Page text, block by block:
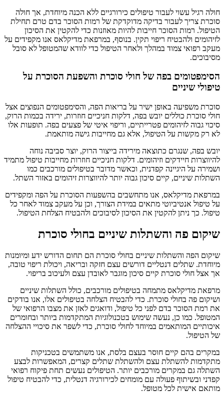
חולה רגיל עשוי לעבור טיפולים כירורגיים ללא הכנה מיוחדת, אך חולה
סוכרת צריך לעבור בדיקה מדוקדקת של רמות הסוכר בדם טרם תחילת
הטיפול. רמות הסוכר חייבות להיות מאוזנות כדי להקטין את הסיכון
לזיהומים ולהבטיח ריפוי תקין. בנוסף, במרפאת מדיקלאס אנו מקפידים על
מעקב רפואי צמוד במהלך ולאחר הטיפול כדי לוודא שהמטופל לא סובל
מסיבוכים.
הסימפטומים בפה של חולי סוכרת והשפעת הסוכרת על
טיפולי שיניים
סוכרת משפיעה באופן ישיר על בריאות הפה, והסימפטומים הנפוצים אצל
חולי סוכרת כוללים יובש בפה, דלקות חניכיים חוזרות, ירידה בכמות הרוק,
סיכוי גבוה לזיהומים פטרייתיים, וריפוי איטי של פצעים בפה. תופעות אלו
לא רק מקשות על הטיפול, אלא גם מחייבות גישה מותאמת.
יובש בפה, שנגרם כתוצאה מירידה בייצור הרוק, יוצר סביבה נוחה
להיווצרות חיידקים וזיהומים. דלקות חניכיים חוזרות מחייבות טיפול מתמיד
ושמירה על היגיינה קפדנית, וכאשר מדובר בטיפולים מורכבים כמו
השתלות שיניים, קיים סיכון גבוה יותר להיווצרות זיהומים באזור השתל.
במרפאת מדיקלאס, אנו מתחשבים בהשפעות הסוכרת על הפה ומקפידים
על טיפול אנטיביוטי מתאים במידת הצורך, וכן על מעקב צמוד לאחר כל
טיפול. כך ניתן להקטין את הסיכון לסיבוכים ולהבטיח הצלחת הטיפול.
שיקום פה והשתלות שיניים בחולי סוכרת
שיקום הפה והשתלות שיניים בחולי סוכרת הם תחום הדורש ידע ומיומנות
מיוחדת. שתלים דנטליים דורשים עצם חזקה ובריאה, ויכולת ריפוי טובה,
אך אצל חולי סוכרת קיים סיכון מוגבר לאובדן עצם ולעיכוב בריפוי.
מרפאת מדיקלאס מתמחה בטיפולים מורכבים, כולל השתלות שיניים
ושיקום פה בחולי סוכרת. כדי להבטיח הצלחה בטיפולים אלו, אנו בודקים
את רמת הסוכר בדם לפני כל טיפול, ודואגים לאזן את מצבו הרפואי של
המטופל. כמו כן, נעשה שימוש בטכנולוגיות המתקדמות ביותר ובחומרים
איכותיים המותאמים במיוחד לחולי סוכרת, כדי לשפר את סיכויי ההצלחה
של הטיפול.
במקרים בהם קיים חוסר בעצם בלסת, אנו משתמשים בטכניקות
מתקדמות להשתלת עצם ולהשתלת שתלים קצרים, המאפשרות לבצע
השתלה גם במקרים מורכבים יותר. הטיפולים נעשים תחת פיקוח רפואי
קפדני ובשיתוף פעולה עם מומחים לכירורגיה דנטלית, כדי להבטיח טיפול
מותאם אישית לכל מטופל.